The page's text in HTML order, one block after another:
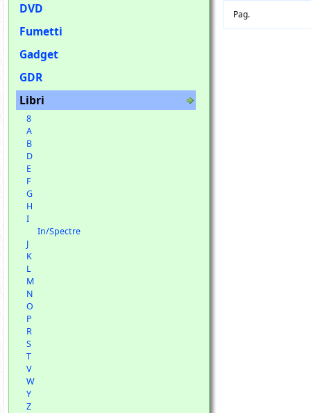
Pag.
DVD
Fumetti
Gadget
GDR
Libri
8
A
B
D
E
F
G
H
I
In/Spectre
J
K
L
M
N
O
P
R
S
T
V
W
Y
Z